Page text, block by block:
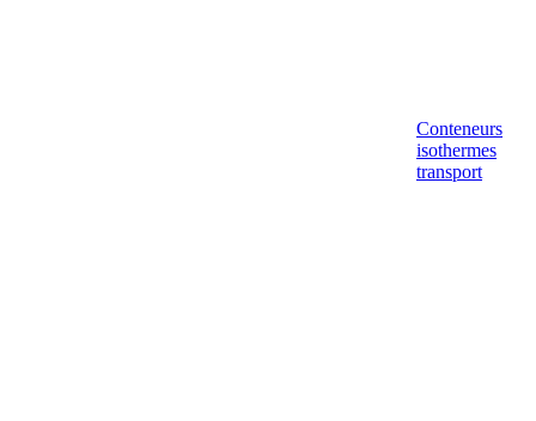
Conteneurs
isothermes
transport